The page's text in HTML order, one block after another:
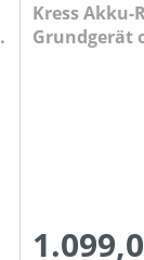
Kress Akku-
Grundgerät